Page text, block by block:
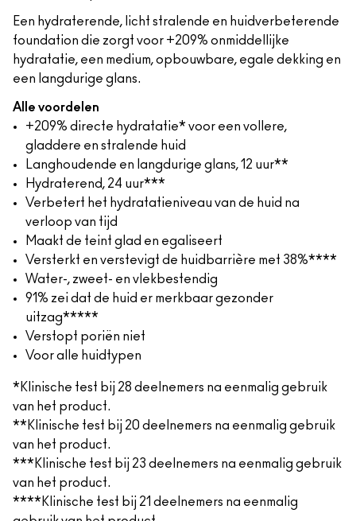
Een hydraterende, licht stralende en huidverbeterende
foundation die zorgt voor +209% onmiddellijke
hydratatie, een medium, opbouwbare, egale dekking en
een langdurige glans.
Alle voordelen
+209% directe hydratatie* voor een vollere,
gladdere en stralende huid
Langhoudende en langdurige glans, 12 uur**
Hydraterend, 24 uur***
Verbetert het hydratatieniveau van de huid na
verloop van tijd
Maakt de teint glad en egaliseert
Versterkt en verstevigt de huidbarrière met 38%****
Water-, zweet- en vlekbestendig
91% zei dat de huid er merkbaar gezonder
uitzag*****
Verstopt poriën niet
Voor alle huidtypen
*Klinische test bij 28 deelnemers na eenmalig gebruik
van het product.
**Klinische test bij 20 deelnemers na eenmalig gebruik
van het product.
***Klinische test bij 23 deelnemers na eenmalig gebruik
van het product.
****Klinische test bij 21 deelnemers na eenmalig